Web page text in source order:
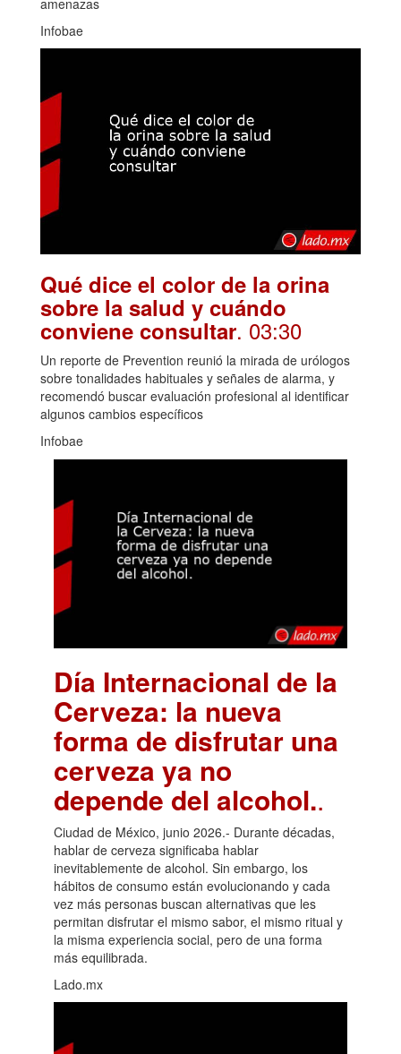
Infobae
Qué dice el color de la orina
sobre la salud y cuándo
conviene consultar. 03:30
Un reporte de Prevention reunió la mirada de urólogos
sobre tonalidades habituales y señales de alarma, y
recomendó buscar evaluación profesional al identificar
algunos cambios específicos
Infobae
Día Internacional de la
Cerveza: la nueva
forma de disfrutar una
cerveza ya no
depende del alcohol..
Ciudad de México, junio 2026.- Durante décadas,
hablar de cerveza significaba hablar
inevitablemente de alcohol. Sin embargo, los
hábitos de consumo están evolucionando y cada
vez más personas buscan alternativas que les
permitan disfrutar el mismo sabor, el mismo ritual y
la misma experiencia social, pero de una forma
más equilibrada.
Lado.mx